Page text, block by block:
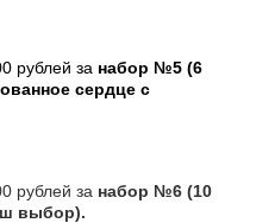
рублей за набор №5 (6
сердце с
рублей за набор №6 (10
выбор).